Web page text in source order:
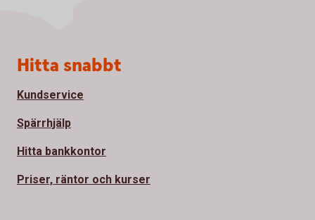
Sidfot
Hitta snabbt
Kundservice
Spärrhjälp
Hitta bankkontor
Priser, räntor och kurser